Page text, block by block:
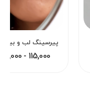
115,000 - 195,000 تومان